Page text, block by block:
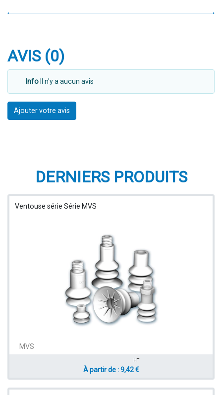
AVIS (0)
Info Il n'y a aucun avis
Ajouter votre avis
DERNIERS PRODUITS
Ventouse série Série MVS
MVS
HT
À partir de : 9,42 €